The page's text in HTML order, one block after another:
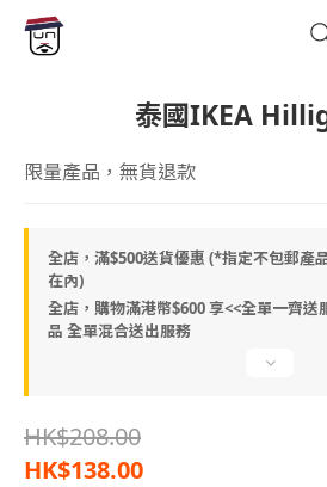
泰國IKEA
限量產品，無貨退款
全店，滿$500送貨優惠 (*指定不包郵產
在內)
全店，購物滿港幣$600 享<<全單一齊送
品 全單混合送出服務
HK$208.00
HK$138.00